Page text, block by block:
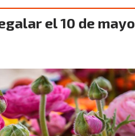
el 10 de mayo